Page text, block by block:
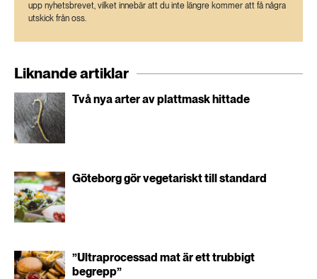
upp nyhetsbrevet, vilket innebär att du inte längre kommer att få några
utskick från oss.
Liknande artiklar
Två nya arter av plattmask hittade
Göteborg gör vegetariskt till standard
”Ultraprocessad mat är ett trubbigt
begrepp”